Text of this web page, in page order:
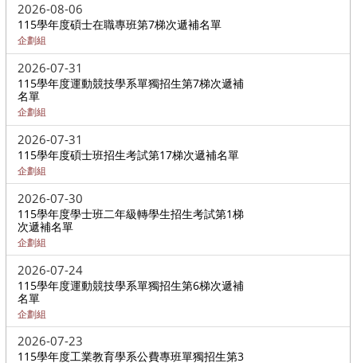
2026-08-06
115學年度碩士在職專班第7梯次遞補名單
企劃組
2026-07-31
115學年度運動競技學系單獨招生第7梯次遞補
名單
企劃組
2026-07-31
115學年度碩士班招生考試第17梯次遞補名單
企劃組
2026-07-30
115學年度學士班二年級轉學生招生考試第1梯
次遞補名單
企劃組
2026-07-24
115學年度運動競技學系單獨招生第6梯次遞補
名單
企劃組
2026-07-23
115學年度工業教育學系公費專班單獨招生第3